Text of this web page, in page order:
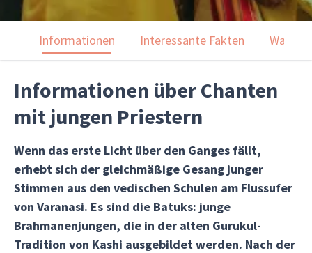
Informationen Interessante Fakten Was du
Informationen über Chanten
mit jungen Priestern
Wenn das erste Licht über den Ganges fällt,
erhebt sich der gleichmäßige Gesang junger
Stimmen aus den vedischen Schulen am Flussufer
von Varanasi. Es sind die Batuks: junge
Brahmanenjungen, die in der alten Gurukul-
Tradition von Kashi ausgebildet werden. Nach der